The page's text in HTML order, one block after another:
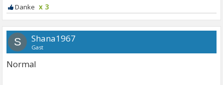
x 3
S Shana1967
Gast
Normal